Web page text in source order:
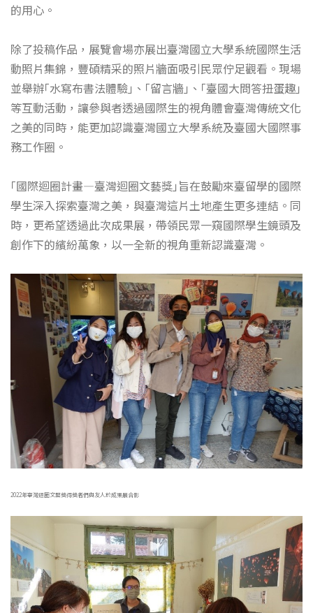
的用心。
除了投稿作品，展覽會場亦展出臺灣國立大學系統國際生活
動照片集錦，豐碩精采的照片牆面吸引民眾佇足觀看。現場
並舉辦｢水寫布書法體驗｣、｢留言牆｣、｢臺國大問答扭蛋趣｣
等互動活動，讓參與者透過國際生的視角體會臺灣傳統文化
之美的同時，能更加認識臺灣國立大學系統及臺國大國際事
務工作圈。
｢國際迴圈計畫—臺灣迴圈文藝獎｣旨在鼓勵來臺留學的國際
學生深入探索臺灣之美，與臺灣這片土地產生更多連結。同
時，更希望透過此次成果展，帶領民眾一窺國際學生鏡頭及
創作下的繽紛萬象，以一全新的視角重新認識臺灣。
2022年臺灣迴圈文藝獎得獎者們與友人於成果展合影